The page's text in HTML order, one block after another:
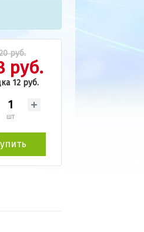
руб.
руб.
12 руб.
шт